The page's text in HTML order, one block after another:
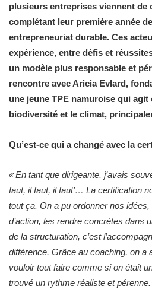
plusieurs entreprises viennent de
complétant leur première année
entrepreneuriat durable. Ces
expérience, entre défis et
un modèle plus responsable et
rencontre avec Aricia Evlard,
une jeune TPE namuroise qui
biodiversité et le climat,
Qu’est-ce qui a changé avec la
« En tant que dirigeante, j’avais
faut, il faut, il faut’… La certification
tout ça. On a pu ordonner nos
d’action, les rendre concrètes dans
de la structuration, c’est
différence. Grâce au coaching, on a
vouloir tout faire comme si on était
trouvé un rythme réaliste et pérenne.